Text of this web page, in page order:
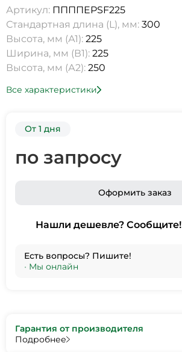
Артикул: ППППEPSF225
Стандартная длина (L), мм: 300
Высота, мм (А1): 225
Ширина, мм (В1): 225
Высота, мм (А2): 250
Все характеристики
От 1 дня
по запросу
Оформить заказ
Нашли дешевле? Сообщите!
Есть вопросы? Пишите!
• Мы онлайн
Гарантия от производителя
Подробнее